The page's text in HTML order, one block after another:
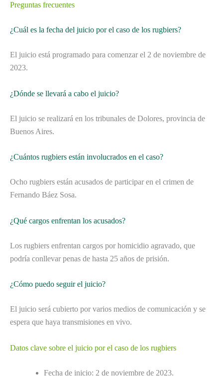
Preguntas frecuentes
¿Cuál es la fecha del juicio por el caso de los rugbiers?
El juicio está programado para comenzar el 2 de noviembre de
2023.
¿Dónde se llevará a cabo el juicio?
El juicio se realizará en los tribunales de Dolores, provincia de
Buenos Aires.
¿Cuántos rugbiers están involucrados en el caso?
Ocho rugbiers están acusados de participar en el crimen de
Fernando Báez Sosa.
¿Qué cargos enfrentan los acusados?
Los rugbiers enfrentan cargos por homicidio agravado, que
podría conllevar penas de hasta 25 años de prisión.
¿Cómo puedo seguir el juicio?
El juicio será cubierto por varios medios de comunicación y se
espera que haya transmisiones en vivo.
Datos clave sobre el juicio por el caso de los rugbiers
Fecha de inicio: 2 de noviembre de 2023.